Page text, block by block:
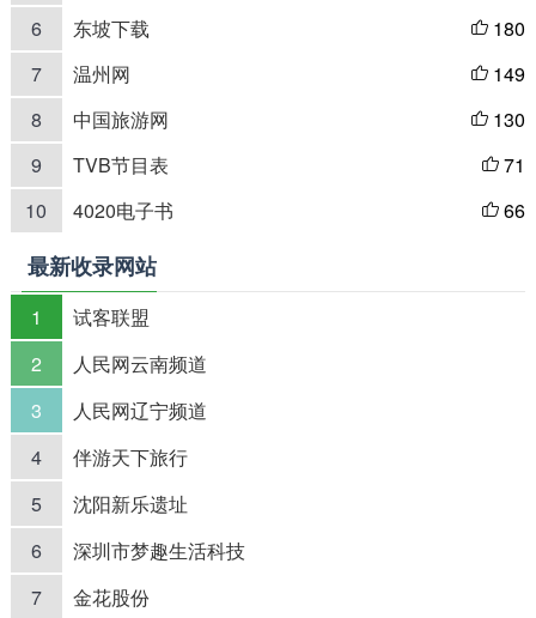
6
东坡下载  180
7
温州网  149
8
中国旅游网  130
9
TVB节目表  71
10
4020电子书  66
最新收录网站
1
试客联盟
2
人民网云南频道
3
人民网辽宁频道
4
伴游天下旅行
5
沈阳新乐遗址
6
深圳市梦趣生活科技
7
金花股份